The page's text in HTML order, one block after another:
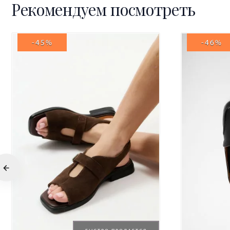
Рекомендуем посмотреть
-45% -46%